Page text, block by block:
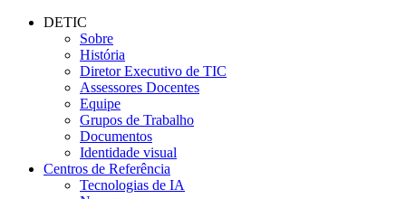
Conteúdo principal
DETIC
Sobre
História
Diretor Executivo de TIC
Assessores Docentes
Equipe
Grupos de Trabalho
Documentos
Identidade visual
Centros de Referência
Tecnologias de IA